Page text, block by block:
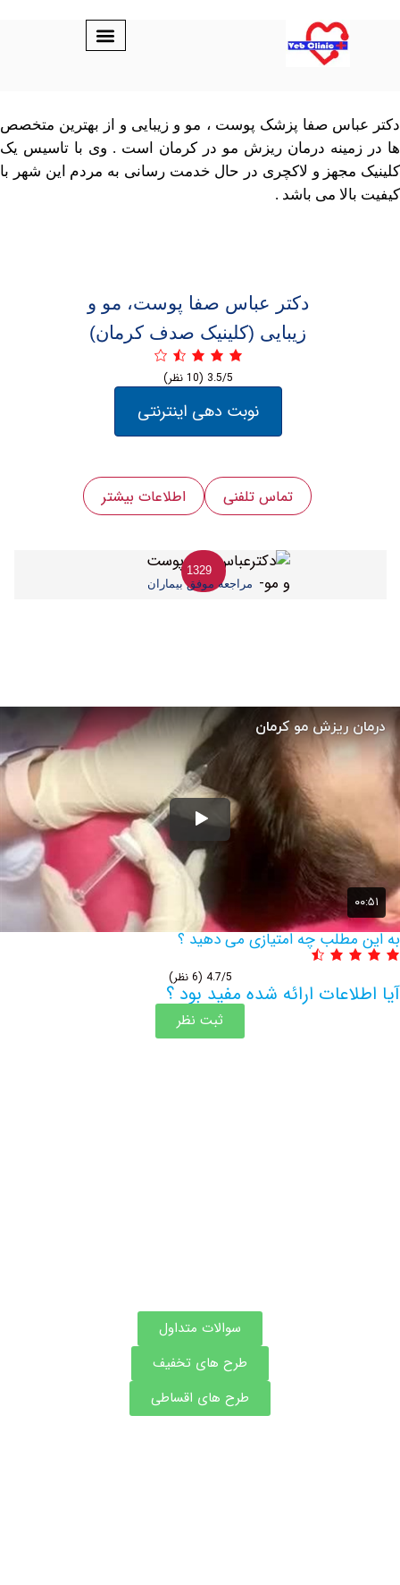
صفا پزشک پوست ، مو و زیبایی و از بهترین متخصص
درمان ریزش مو در کرمان است . وی با تاسیس یک
مجهز و لاکچری در حال خدمت رسانی به مردم این شهر با
می باشد .
دکتر عباس صفا پوست، مو و
زیبایی (کلینیک صدف کرمان)
نوبت دهی اینترنتی
تماس تلفنی اطلاعات بیشتر
1329
مراجعه موفق بیماران
چه امتیازی می دهید ؟
ارائه شده مفید بود ؟
سوالات متداول
طرح های تخفیف
طرح های اقساطی